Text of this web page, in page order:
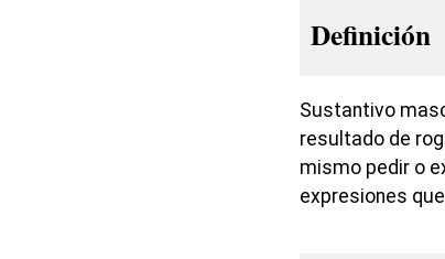
Definición
Sustantivo
resultado de
mismo pedir o
expresiones